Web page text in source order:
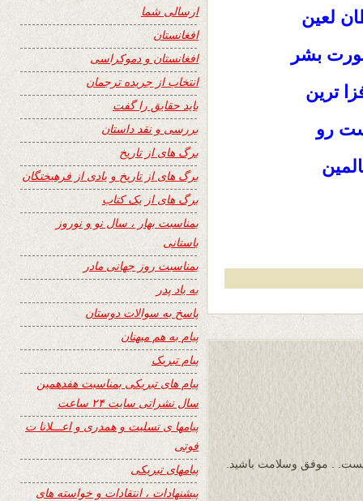
لعین
بشر
ترین
رو
. موفق وسلامت باشید.
ارسالی شما
افغانستان
افغانستان و دموکراسی
انتخاب از جریده ترجمان
باید حقایق را گفت
بررسی و نقد داستان
برگ های از تاریخ
برگ های از تاریخ و یادی از فرهیختگان
برگ های از یک کتاب
بمناسبت بهار ، سال نو و نوروز
باستانی
بمناسبت روز جهانی مادر
به یاد پدر
پاسخ به سوالات دوستان
پیام به هم میهنان
پیام تبریک
پیام های تبریکی بمناسبت هفدهمین
سال نشراتی سایت ۲۴ ساعت
پیامها ی تسلیت و همدری و اعـــلانا ت
فوتی
پیامهای تبریکی
پیشنهادات ، انتقادات و خواسته های